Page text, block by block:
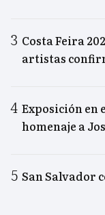
Costa Feira
artistas
Exposición en
homenaje a
San Salvador